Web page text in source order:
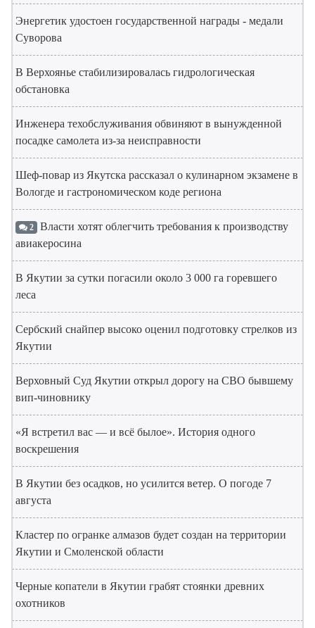
Энергетик удостоен государственной награды - медали
Суворова
В Верхоянье стабилизировалась гидрологическая
обстановка
Инженера техобслуживания обвиняют в вынужденной
посадке самолета из-за неисправности
Шеф-повар из Якутска рассказал о кулинарном экзамене в
Вологде и гастрономическом коде региона
2 Власти хотят облегчить требования к производству
авиакеросина
В Якутии за сутки погасили около 3 000 га горевшего
леса
Сербский снайпер высоко оценил подготовку стрелков из
Якутии
Верховный Суд Якутии открыл дорогу на СВО бывшему
вип-чиновнику
«Я встретил вас — и всё былое». История одного
воскрешения
В Якутии без осадков, но усилится ветер. О погоде 7
августа
Кластер по огранке алмазов будет создан на территории
Якутии и Смоленской области
Черные копатели в Якутии грабят стоянки древних
охотников